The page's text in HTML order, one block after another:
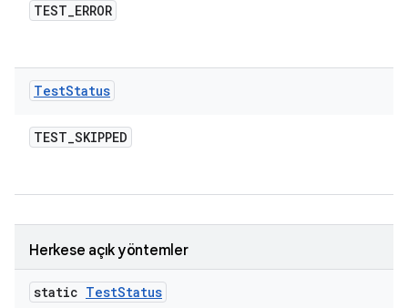
TEST_ERROR
TestStatus
TEST_SKIPPED
Herkese açık yöntemler
static TestStatus